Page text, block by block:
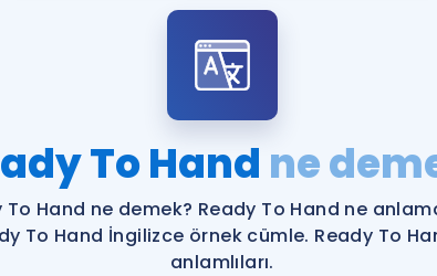
YDS ve
YDS ve
To Hand ne
To Hand ne demek? Ready To Hand ne
To Hand İngilizce örnek cümle. Ready To
anlamlıları.